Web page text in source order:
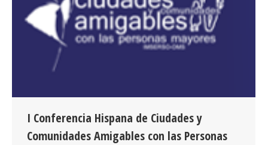
I Conferencia Hispana de Ciudades y
Comunidades Amigables con las Personas